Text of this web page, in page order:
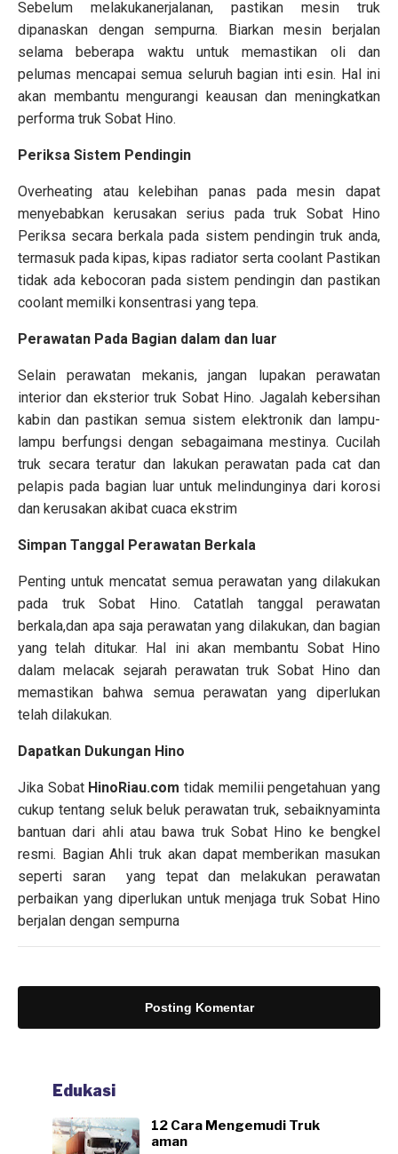
Sebelum melakukanerjalanan, pastikan mesin truk
dipanaskan dengan sempurna. Biarkan mesin berjalan
selama beberapa waktu untuk memastikan oli dan
pelumas mencapai semua seluruh bagian inti esin. Hal ini
akan membantu mengurangi keausan dan meningkatkan
performa truk Sobat Hino.
Periksa Sistem Pendingin
Overheating atau kelebihan panas pada mesin dapat
menyebabkan kerusakan serius pada truk Sobat Hino
Periksa secara berkala pada sistem pendingin truk anda,
termasuk pada kipas, kipas radiator serta coolant Pastikan
tidak ada kebocoran pada sistem pendingin dan pastikan
coolant memilki konsentrasi yang tepa.
Perawatan Pada Bagian dalam dan luar
Selain perawatan mekanis, jangan lupakan perawatan
interior dan eksterior truk Sobat Hino. Jagalah kebersihan
kabin dan pastikan semua sistem elektronik dan lampu-
lampu berfungsi dengan sebagaimana mestinya. Cucilah
truk secara teratur dan lakukan perawatan pada cat dan
pelapis pada bagian luar untuk melindunginya dari korosi
dan kerusakan akibat cuaca ekstrim
Simpan Tanggal Perawatan Berkala
Penting untuk mencatat semua perawatan yang dilakukan
pada truk Sobat Hino. Catatlah tanggal perawatan
berkala,dan apa saja perawatan yang dilakukan, dan bagian
yang telah ditukar. Hal ini akan membantu Sobat Hino
dalam melacak sejarah perawatan truk Sobat Hino dan
memastikan bahwa semua perawatan yang diperlukan
telah dilakukan.
Dapatkan Dukungan Hino
Jika Sobat HinoRiau.com tidak memilii pengetahuan yang
cukup tentang seluk beluk perawatan truk, sebaiknyaminta
bantuan dari ahli atau bawa truk Sobat Hino ke bengkel
resmi. Bagian Ahli truk akan dapat memberikan masukan
seperti saran yang tepat dan melakukan perawatan
perbaikan yang diperlukan untuk menjaga truk Sobat Hino
berjalan dengan sempurna
Posting Komentar
Edukasi
Adminadmin-aadmin
12 Cara Mengemudi Truk
aman